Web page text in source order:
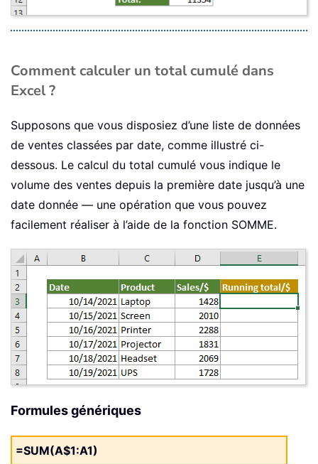
Comment calculer un total cumulé dans
Excel ?
Supposons que vous disposiez d’une liste de données
de ventes classées par date, comme illustré ci-
dessous. Le calcul du total cumulé vous indique le
volume des ventes depuis la première date jusqu’à une
date donnée — une opération que vous pouvez
facilement réaliser à l’aide de la fonction SOMME.
Formules génériques
=SUM(A$1:A1)